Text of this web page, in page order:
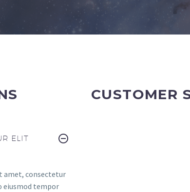
ELIT
amet, consectetur
eiusmod tempor
CUSTOMER